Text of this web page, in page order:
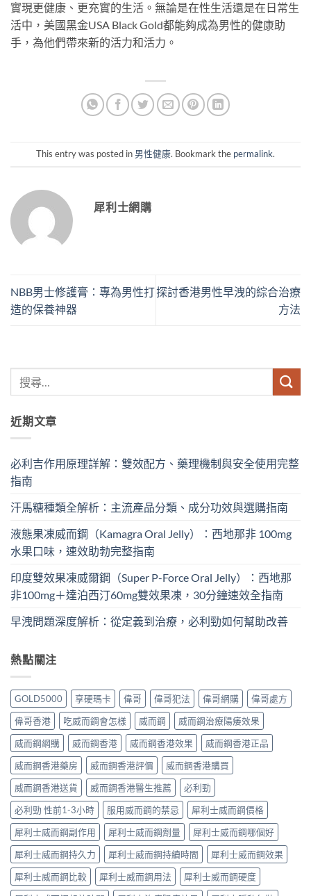
實現更健康、更充實的生活。無論是在性生活還是在日常生
活中，美國黑金USA Black Gold都能夠成為男性的健康助
手，為他們帶來新的活力和活力。
This entry was posted in 男性健康. Bookmark the permalink.
犀利士網購
NBB男士修護膏：專為男性打
造的保養神器
探討香港男性早洩的綜合治療
方法
近期文章
必利吉作用原理詳解：雙效配方、藥理機制與安全使用完整
指南
汗馬糖種類全解析：主流產品分類、成分功效與選購指南
液態果凍威而鋼（Kamagra Oral Jelly）：西地那非 100mg​
水果口味，速效助勃完整指南
印度雙效果凍威爾鋼（Super P-Force Oral Jelly）：西地那
非100mg＋達泊西汀60mg雙效果凍，30分鐘速效全指南
早洩問題深度解析：從定義到治療，必利勁如何幫助改善
熱點關注
GOLD5000 享硬瑪卡 偉哥 偉哥犯法 偉哥網購
偉哥處方
偉哥香港
吃威而鋼會怎樣 威而鋼
威而鋼治療陽痿效果
威而鋼網購
威而鋼香港 威而鋼香港效果
威而鋼香港正品
威而鋼香港藥房
威而鋼香港評價
威而鋼香港購買
威而鋼香港送貨
威而鋼香港醫生推薦
必利勁
必利勁 性前1-3小時
服用威而鋼的禁忌
犀利士威而鋼價格
犀利士威而鋼副作用
犀利士威而鋼劑量
犀利士威而鋼哪個好
犀利士威而鋼持久力
犀利士威而鋼持續時間
犀利士威而鋼效果
犀利士威而鋼比較
犀利士威而鋼用法
犀利士威而鋼硬度